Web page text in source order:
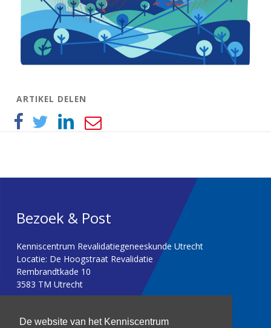
De website van het Kenniscentrum
ARTIKEL DELEN
Bezoek & Post
Kenniscentrum Revalidatiegeneeskunde Utrecht
Locatie: De Hoogstraat Revalidatie
Rembrandtkade 10
3583 TM Utrecht